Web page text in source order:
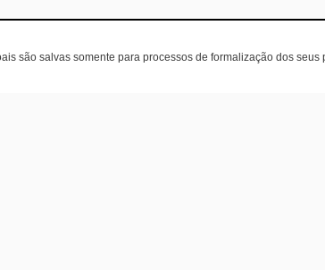
são salvas somente para processos de formalização dos seus